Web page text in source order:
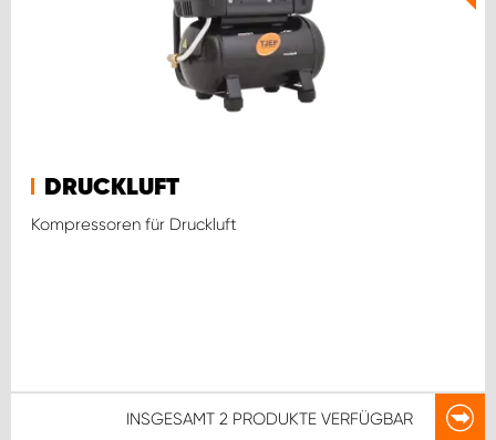
DRUCKLUFT
Kompressoren für Druckluft
INSGESAMT 2 PRODUKTE VERFÜGBAR